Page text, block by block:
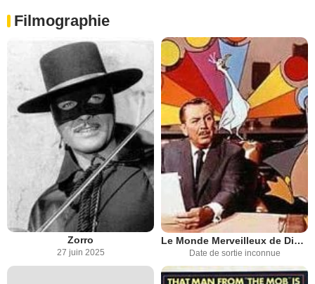
Filmographie
Zorro
27 juin 2025
Le Monde Merveilleux de Disney
Date de sortie inconnue